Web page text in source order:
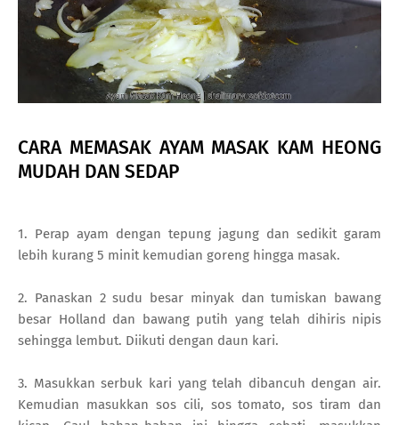
CARA MEMASAK AYAM MASAK KAM HEONG
MUDAH DAN SEDAP
1. Perap ayam dengan tepung jagung dan sedikit garam
lebih kurang 5 minit kemudian goreng hingga masak.
2. Panaskan 2 sudu besar minyak dan tumiskan bawang
besar Holland dan bawang putih yang telah dihiris nipis
sehingga lembut. Diikuti dengan daun kari.
3. Masukkan serbuk kari yang telah dibancuh dengan air.
Kemudian masukkan sos cili, sos tomato, sos tiram dan